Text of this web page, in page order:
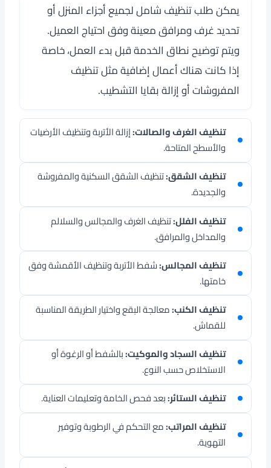
يمكن طلب تنظيف شامل لجميع أجزاء المنزل أو
تحديد غرف ومرافق معينة وفق احتياج العميل.
ويتم توضيح نطاق الخدمة قبل بدء العمل، خاصة
إذا كانت هناك أعمال إضافية مثل تنظيف
المفروشات أو إزالة بقايا التشطيب.
تنظيف الغرف والصالات:إزالة الأتربة وتنظيف الأرضيات
والأسطح المتاحة.
تنظيف الشقق:تنظيف الشقق السكنية والمفروشة
والجديدة.
تنظيف الفلل:تنظيف الغرف والمجالس والسلالم
والمداخل والمرافق.
تنظيف المجالس:شفط الأتربة وتنظيف الأقمشة وفق
خامتها.
تنظيف الكنب:معالجة البقع واختيار الطريقة المناسبة
للقماش.
تنظيف السجاد والموكيت:بالشفط أو الرغوة أو
الاستخلاص حسب النوع.
تنظيف الستائر:بعد فحص الخامة وتعليمات العناية.
تنظيف المراتب:مع التحكم في الرطوبة وتوفير
التهوية.